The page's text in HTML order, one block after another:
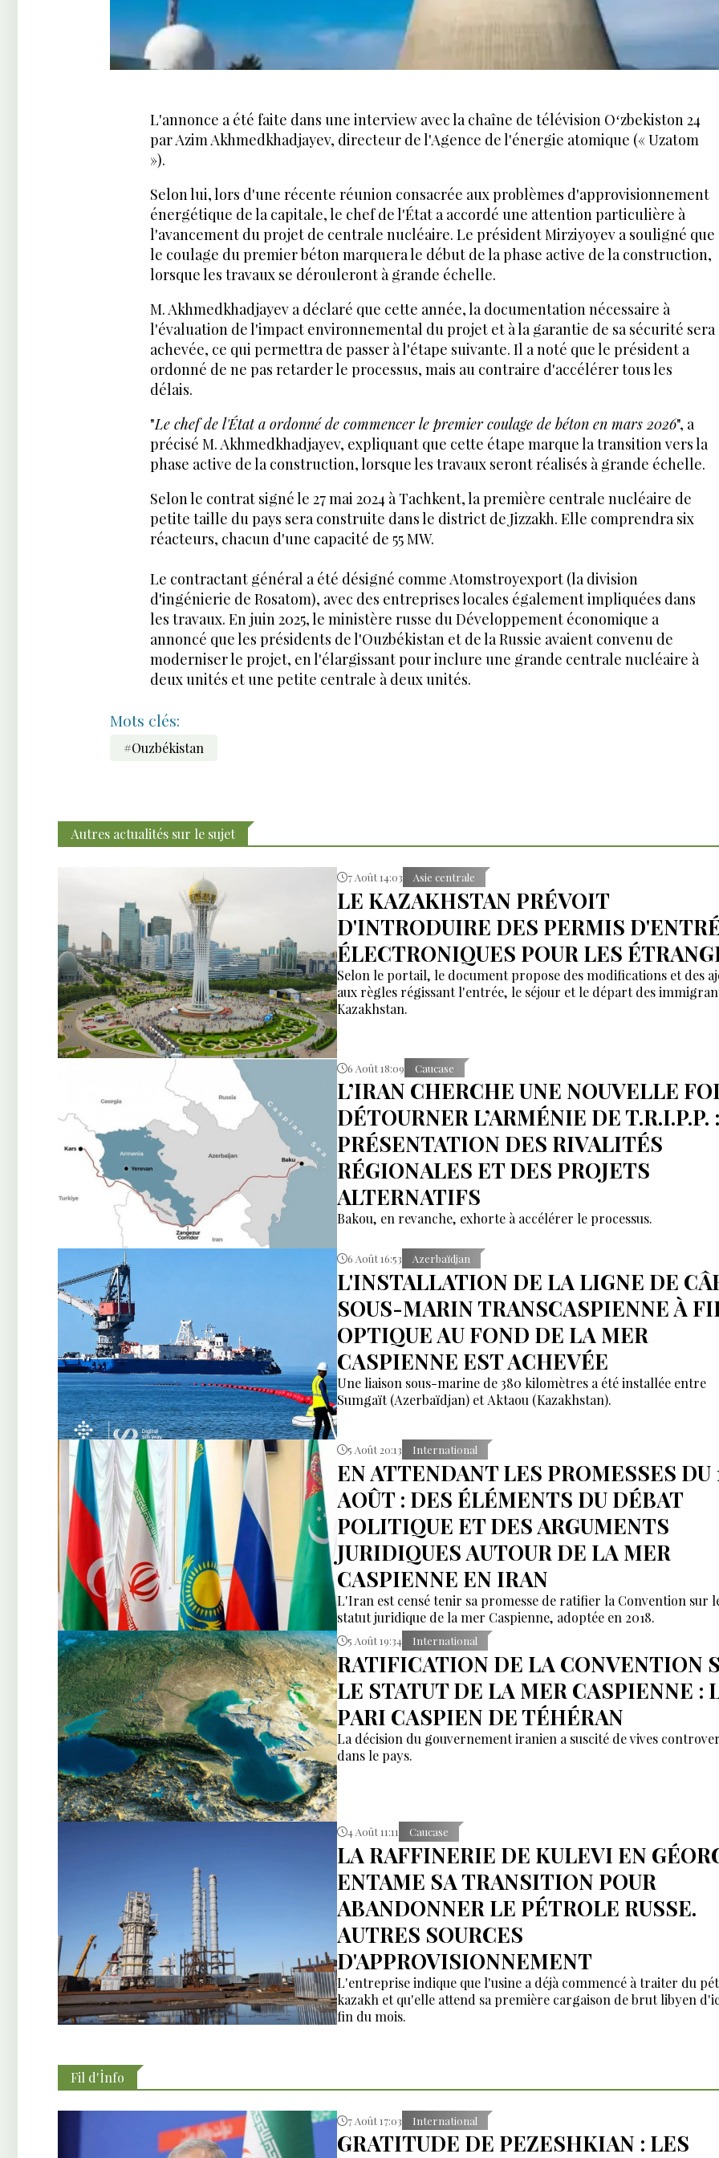
L'annonce a été faite dans une interview avec la chaîne de télévision Oʻzbekiston 24
par Azim Akhmedkhadjayev, directeur de l'Agence de l'énergie atomique (« Uzatom
»).
Selon lui, lors d'une récente réunion consacrée aux problèmes d'approvisionnement
énergétique de la capitale, le chef de l'État a accordé une attention particulière à
l'avancement du projet de centrale nucléaire. Le président Mirziyoyev a souligné que
le coulage du premier béton marquera le début de la phase active de la construction,
lorsque les travaux se dérouleront à grande échelle.
M. Akhmedkhadjayev a déclaré que cette année, la documentation nécessaire à
l'évaluation de l'impact environnemental du projet et à la garantie de sa sécurité sera
achevée, ce qui permettra de passer à l'étape suivante. Il a noté que le président a
ordonné de ne pas retarder le processus, mais au contraire d'accélérer tous les
délais.
"Le chef de l'État a ordonné de commencer le premier coulage de béton en mars 2026", a
précisé M. Akhmedkhadjayev, expliquant que cette étape marque la transition vers la
phase active de la construction, lorsque les travaux seront réalisés à grande échelle.
Selon le contrat signé le 27 mai 2024 à Tachkent, la première centrale nucléaire de
petite taille du pays sera construite dans le district de Jizzakh. Elle comprendra six
réacteurs, chacun d'une capacité de 55 MW.
Le contractant général a été désigné comme Atomstroyexport (la division
d'ingénierie de Rosatom), avec des entreprises locales également impliquées dans
les travaux. En juin 2025, le ministère russe du Développement économique a
annoncé que les présidents de l'Ouzbékistan et de la Russie avaient convenu de
moderniser le projet, en l'élargissant pour inclure une grande centrale nucléaire à
deux unités et une petite centrale à deux unités.
Mots clés:
#Ouzbékistan
Autres actualités sur le sujet
7 Août 14:03 Asie centrale
LE KAZAKHSTAN PRÉVOIT
D'INTRODUIRE DES PERMIS
ÉLECTRONIQUES POUR LES
Selon le portail, le document propose des modifications et des
aux règles régissant l'entrée, le séjour et le départ des
Kazakhstan.
6 Août 18:09 Caucase
L’IRAN CHERCHE UNE NOUVELLE
DÉTOURNER L’ARMÉNIE DE T.R.I.P.P. :
PRÉSENTATION DES RIVALITÉS
RÉGIONALES ET DES PROJETS
ALTERNATIFS
Bakou, en revanche, exhorte à accélérer le processus.
6 Août 16:53 Azerbaïdjan
L'INSTALLATION DE LA LIGNE DE
SOUS-MARIN TRANSCASPIENNE À
OPTIQUE AU FOND DE LA MER
CASPIENNE EST ACHEVÉE
Une liaison sous-marine de 380 kilomètres a été installée entre
Sumgaït (Azerbaïdjan) et Aktaou (Kazakhstan).
5 Août 20:13 International
EN ATTENDANT LES PROMESSES DU
AOÛT : DES ÉLÉMENTS DU DÉBAT
POLITIQUE ET DES ARGUMENTS
JURIDIQUES AUTOUR DE LA MER
CASPIENNE EN IRAN
L'Iran est censé tenir sa promesse de ratifier la Convention sur
statut juridique de la mer Caspienne, adoptée en 2018.
5 Août 19:34 International
RATIFICATION DE LA CONVENTION
LE STATUT DE LA MER CASPIENNE :
PARI CASPIEN DE TÉHÉRAN
La décision du gouvernement iranien a suscité de vives
dans le pays.
4 Août 11:11 Caucase
LA RAFFINERIE DE KULEVI EN
ENTAME SA TRANSITION POUR
ABANDONNER LE PÉTROLE RUSSE.
AUTRES SOURCES
D'APPROVISIONNEMENT
L'entreprise indique que l'usine a déjà commencé à traiter du
kazakh et qu'elle attend sa première cargaison de brut libyen
fin du mois.
Fil d'İnfo
7 Août 17:03 International
GRATITUDE DE PEZESHKIAN : LES